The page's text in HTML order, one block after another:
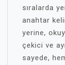
sıralarda
anahtar
yerine,
çekici ve
sayede,